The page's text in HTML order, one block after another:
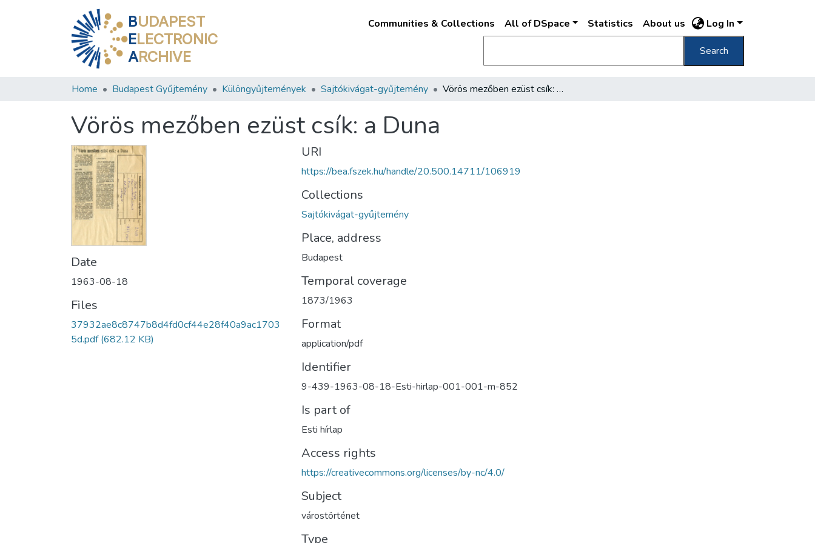
BUDAPEST
ELECTRONIC
ARCHIVE
Communities & Collections All of DSpace Statistics About us Log In
Search
Home Budapest Gyűjtemény Különgyűjtemények Sajtókivágat-gyűjtemény Vörös mezőben ezüst csík: a Duna
Vörös mezőben ezüst csík: a Duna
Date
1963-08-18
Files
37932ae8c8747b8d4fd0cf44e28f40a9ac1703
5d.pdf(682.12 KB)
URI
https://bea.fszek.hu/handle/20.500.14711/106919
Collections
Sajtókivágat-gyűjtemény
Place, address
Budapest
Temporal coverage
1873/1963
Format
application/pdf
Identifier
9-439-1963-08-18-Esti-hirlap-001-001-m-852
Is part of
Esti hírlap
Access rights
https://creativecommons.org/licenses/by-nc/4.0/
Subject
várostörténet
Type